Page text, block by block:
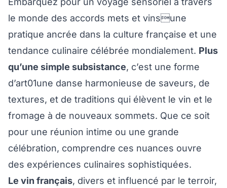
le monde des accords mets et vinsune
pratique ancrée dans la culture française et une
tendance culinaire célébrée mondialement. Plus
qu’une simple subsistance, c’est une forme
d’art01une danse harmonieuse de saveurs, de
textures, et de traditions qui élèvent le vin et le
fromage à de nouveaux sommets. Que ce soit
pour une réunion intime ou une grande
célébration, comprendre ces nuances ouvre
des expériences culinaires sophistiquées.
Le vin français, divers et influencé par le terroir,